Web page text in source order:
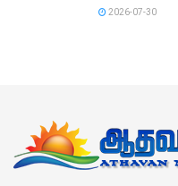
2026-07-30